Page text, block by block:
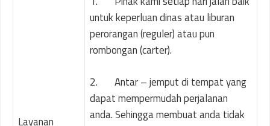
Layanan
untuk keperluan dinas atau liburan
perorangan (reguler) atau pun
rombongan (carter).
2. Antar – jemput di tempat yang
dapat mempermudah perjalanan
anda. Sehingga membuat anda tidak